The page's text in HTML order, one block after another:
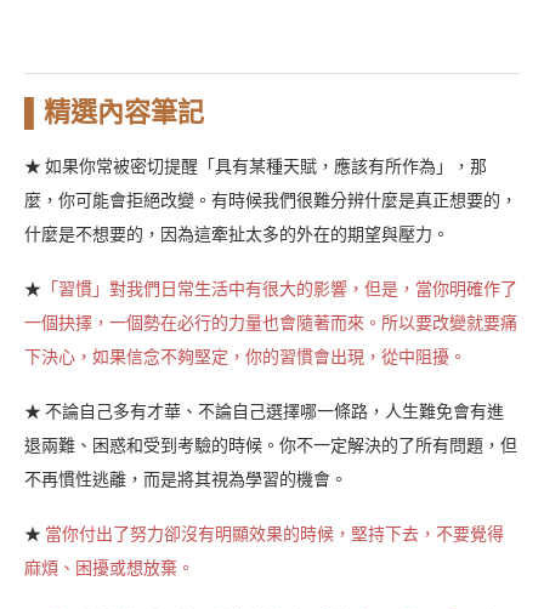
▌精選內容筆記
★ 如果你常被密切提醒「具有某種天賦，應該有所作為」，那
麼，你可能會拒絕改變。有時候我們很難分辨什麼是真正想要的，
什麼是不想要的，因為這牽扯太多的外在的期望與壓力。
★ 「習慣」對我們日常生活中有很大的影響，但是，當你明確作了
一個抉擇，一個勢在必行的力量也會隨著而來。所以要改變就要痛
下決心，如果信念不夠堅定，你的習慣會出現，從中阻擾。
★ 不論自己多有才華、不論自己選擇哪一條路，人生難免會有進
退兩難、困惑和受到考驗的時候。你不一定解決的了所有問題，但
不再慣性逃離，而是將其視為學習的機會。
★ 當你付出了努力卻沒有明顯效果的時候，堅持下去，不要覺得
麻煩、困擾或想放棄。